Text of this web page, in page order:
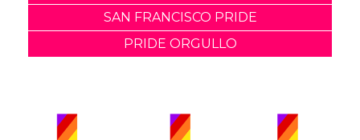
SAN FRANCISCO PRIDE
PRIDE ORGULLO